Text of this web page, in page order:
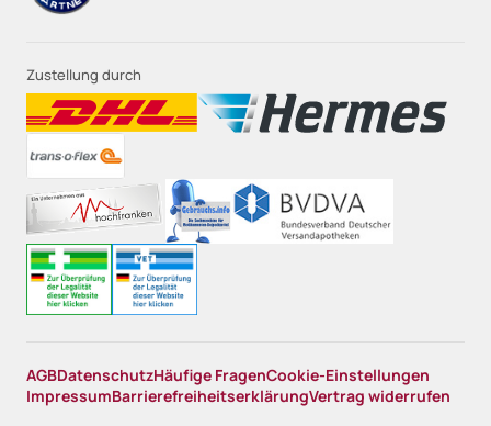
Zustellung durch
AGBDatenschutzHäufige FragenCookie-Einstellungen
ImpressumBarrierefreiheitserklärungVertrag widerrufen